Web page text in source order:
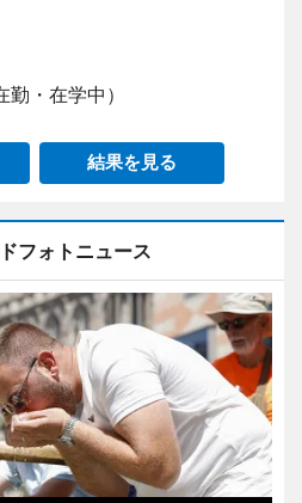
・在学中）
結果を見る
フォトニュース